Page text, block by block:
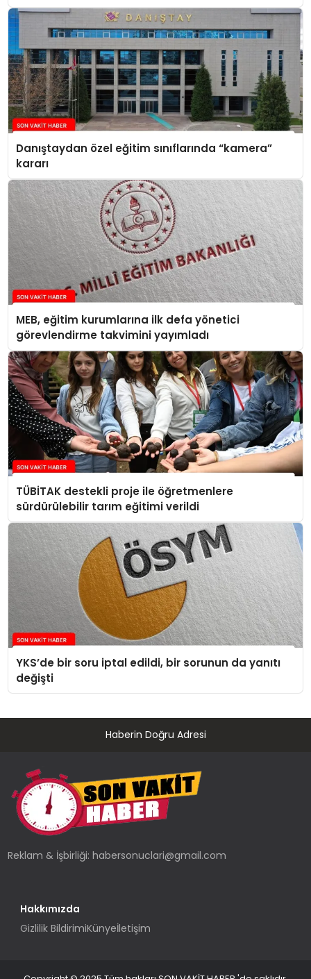
Danıştaydan özel eğitim sınıflarında “kamera”
kararı
MEB, eğitim kurumlarına ilk defa yönetici
görevlendirme takvimini yayımladı
TÜBİTAK destekli proje ile öğretmenlere
sürdürülebilir tarım eğitimi verildi
YKS’de bir soru iptal edildi, bir sorunun da yanıtı
değişti
Haberin Doğru Adresi
Reklam & İşbirliği:habersonuclari@gmail.com
Hakkımızda
Gizlilik BildirimiKünyeİletişim